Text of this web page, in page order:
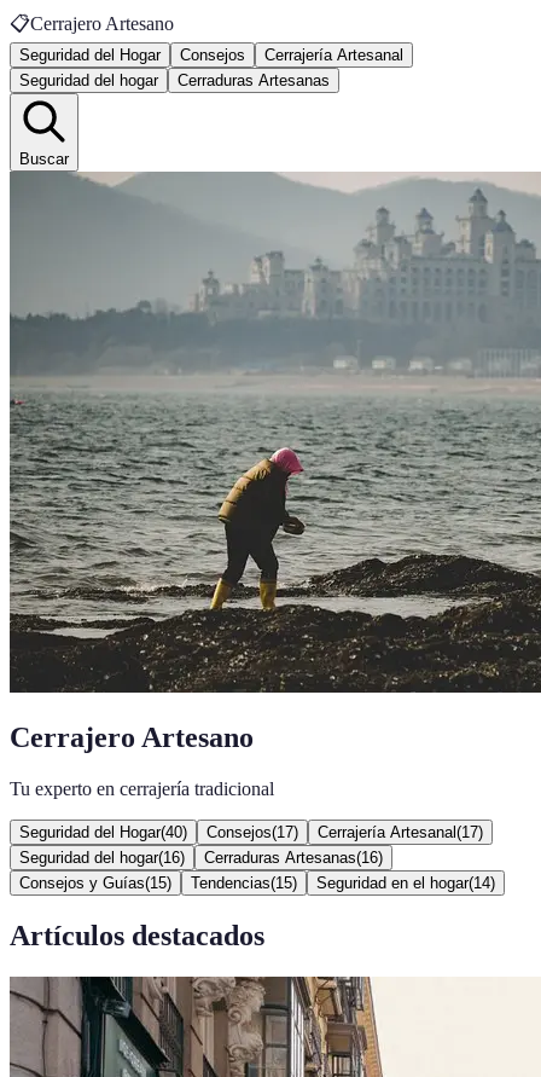
📋Cerrajero Artesano
Seguridad del Hogar Consejos
Cerrajería Artesanal
Seguridad del hogar
Cerraduras Artesanas
Buscar
Cerrajero Artesano
Tu experto en cerrajería tradicional
Seguridad del Hogar(40) Consejos(17) Cerrajería Artesanal (17)
Seguridad del hogar(16) Cerraduras Artesanas(16)
Consejos y Guías(15) Tendencias(15) Seguridad en el hogar(14)
Artículos destacados